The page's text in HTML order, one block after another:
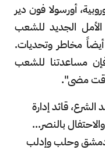
أورسولا فون دير
الأمل الجديد للشعب
مخاطر وتحديات.
مساعدتنا للشعب
مضى".
قائد إدارة
بالنصر...
دمشق وحلب وإدلب